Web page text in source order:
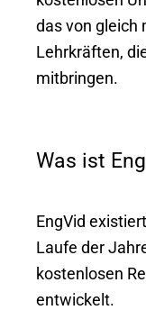
das von gleich
Lehrkräften,
mitbringen.
Was ist
EngVid
Laufe der
kostenlosen
entwickelt.